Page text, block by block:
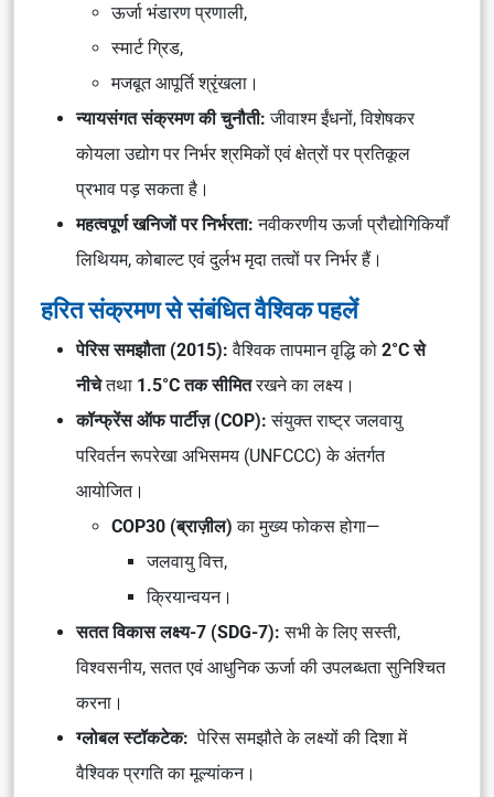
ऊर्जा भंडारण प्रणाली,
स्मार्ट ग्रिड,
मजबूत आपूर्ति श्रृंखला।
न्यायसंगत संक्रमण की चुनौती:जीवाश्म ईंधनों, विशेषकर
कोयला उद्योग पर निर्भर श्रमिकों एवं क्षेत्रों पर प्रतिकूल
प्रभाव पड़ सकता है।
महत्वपूर्ण खनिजों पर निर्भरता:नवीकरणीय ऊर्जा प्रौद्योगिकियाँ
लिथियम, कोबाल्ट एवं दुर्लभ मृदा तत्वों पर निर्भर हैं।
हरित संक्रमण से संबंधित वैश्विक पहलें
पेरिस समझौता (2015):वैश्विक तापमान वृद्धि को 2°C से
नीचेतथा 1.5°C तक सीमितरखने का लक्ष्य।
कॉन्फ्रेंस ऑफ पार्टीज़ (COP):संयुक्त राष्ट्र जलवायु
परिवर्तन रूपरेखा अभिसमय (UNFCCC) के अंतर्गत
आयोजित।
COP30 (ब्राज़ील) का मुख्य फोकस होगा—
जलवायु वित्त,
क्रियान्वयन।
सतत विकास लक्ष्य-7 (SDG-7):सभी के लिए सस्ती,
विश्वसनीय, सतत एवं आधुनिक ऊर्जा की उपलब्धता सुनिश्चित
करना।
ग्लोबल स्टॉकटेक:पेरिस समझौते के लक्ष्यों की दिशा में
वैश्विक प्रगति का मूल्यांकन।